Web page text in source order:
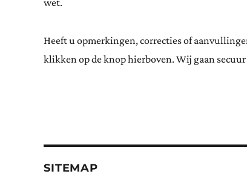
wet.
Heeft u opmerkingen, correcties of
klikken op de knop hierboven. Wij gaan secuur
SITEMAP